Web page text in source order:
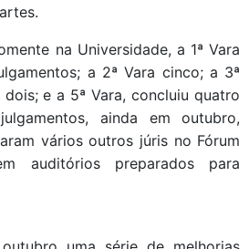
na Universidade, a 1ª Vara
a 2ª Vara cinco; a 3ª
dois; e a 5ª Vara, concluiu quatro
ainda em outubro,
vários outros júris no Fórum
auditórios preparados para